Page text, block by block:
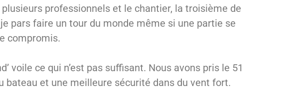
professionnels et le chantier, la troisième de
pars faire un tour du monde même si une partie se
compromis.
voile ce qui n’est pas suffisant. Nous avons pris le 51
et une meilleure sécurité dans du vent fort.